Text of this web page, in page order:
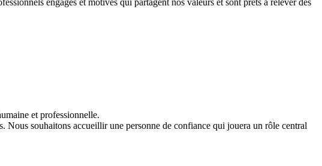
et professionnelle.
Nous souhaitons accueillir une personne de confiance qui jouera un rôle central